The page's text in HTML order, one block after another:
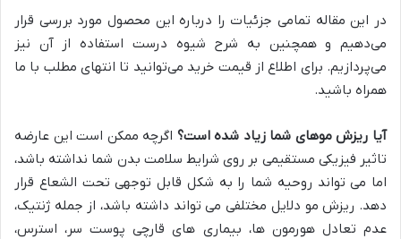
در این مقاله تمامی جزئیات را درباره این محصول مورد بررسی قرار
می‌دهیم و همچنین به شرح شیوه درست استفاده از آن نیز
می‌پردازیم. برای اطلاع از قیمت خرید می‌توانید تا انتهای مطلب با ما
همراه باشید.
آیا ریزش موهای شما زیاد شده است؟ اگرچه ممکن است این عارضه
تاثیر فیزیکی مستقیمی بر روی شرایط سلامت بدن شما نداشته باشد،
اما می تواند روحیه شما را به شکل قابل توجهی تحت الشعاع قرار
دهد. ریزش مو دلایل مختلفی می تواند داشته باشد، از جمله ژنتیک،
عدم تعادل هورمون ها، بیماری های قارچی پوست سر، استرس،